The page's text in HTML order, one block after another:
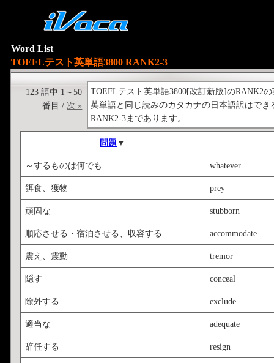
Word List
TOEFLテスト英単語3800 RANK2-3
TOEFLテスト英単語3800[改訂新版]のRANK2
英単語と同じ読みのカタカナの日本語訳はでき
RANK2-3まであります。
123 語中 1～50
番目 / 次 »
問題 ▼
～するものは何でも whatever
餌食、獲物 prey
頑固な stubborn
順応させる・宿泊させる、収容する accommodate
震え、震動 tremor
隠す conceal
除外する exclude
適当な adequate
辞任する resign